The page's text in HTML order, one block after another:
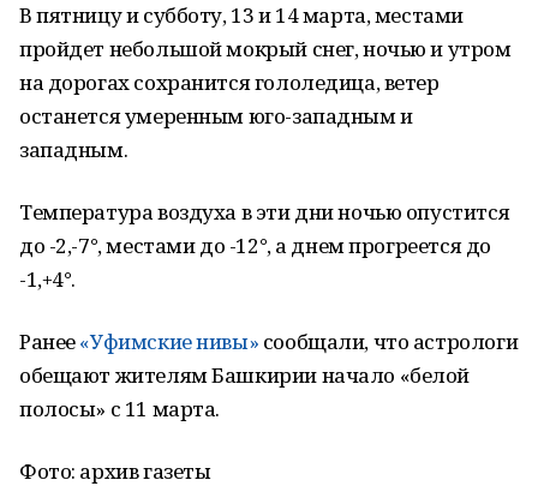
В пятницу и субботу, 13 и 14 марта, местами
пройдет небольшой мокрый снег, ночью и утром
на дорогах сохранится гололедица, ветер
останется умеренным юго-западным и
западным.
Температура воздуха в эти дни ночью опустится
до -2,-7°, местами до -12°, а днем прогреется до
-1,+4°.
Ранее«Уфимские нивы» сообщали, что астрологи
обещают жителям Башкирии начало «белой
полосы» с 11 марта.
Фото: архив газеты